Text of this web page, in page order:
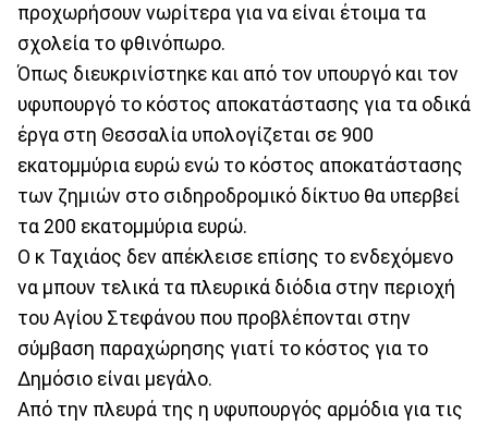
προχωρήσουν νωρίτερα για να είναι έτοιμα τα
σχολεία το φθινόπωρο.
Όπως διευκρινίστηκε και από τον υπουργό και τον
υφυπουργό το κόστος αποκατάστασης για τα οδικά
έργα στη Θεσσαλία υπολογίζεται σε 900
εκατομμύρια ευρώ ενώ το κόστος αποκατάστασης
των ζημιών στο σιδηροδρομικό δίκτυο θα υπερβεί
τα 200 εκατομμύρια ευρώ.
Ο κ Ταχιάος δεν απέκλεισε επίσης το ενδεχόμενο
να μπουν τελικά τα πλευρικά διόδια στην περιοχή
του Αγίου Στεφάνου που προβλέπονται στην
σύμβαση παραχώρησης γιατί το κόστος για το
Δημόσιο είναι μεγάλο.
Από την πλευρά της η υφυπουργός αρμόδια για τις